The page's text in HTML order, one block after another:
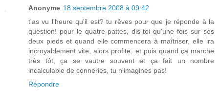
Anonyme 18 septembre 2008 à 09:42
t'as vu l'heure qu'il est? tu rêves pour que je réponde à la
question! pour le quatre-pattes, dis-toi qu'une fois sur ses
deux pieds et quand elle commencera à maîtriser, elle ira
incroyablement vite, alors profite. et puis quand ça marche
très tôt, ça se vautre souvent et ça fait un nombre
incalculable de conneries, tu n'imagines pas!
Répondre